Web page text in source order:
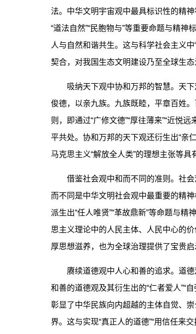
法。中华文明宇宙观中最具标识性的精
“道法自然”“民胞物与”等重要命题与精
人与自然和谐共生。这与科学社会主义
契合，对我国生态文明建设乃至全球生态
吸纳天下观中协和万邦的智慧。天下
俊德，以亲九族。九族既睦，平章百姓
则，即通过“广修文德”“厚往薄来”“近悦
平共处。协和万邦的天下观还衍生出“亲
马克思主义“解放全人类”的理想主张等
借鉴社会观中和而不同的准则。社会
而不同是中华文明社会观中最重要的精
派生出“任人唯贤”“革故鼎新”等命题与
思主义理论中的人民主体、人民中心的
厚思想滋养，也为全球治理提供了宝贵
赓续道德观中人心和善的追求。道德
和善的道德观及其衍生出的“仁者爱人”“自
彰显了中华民族向内超越的主体自觉、
界。这与实现“真正人的道德”“用信任来